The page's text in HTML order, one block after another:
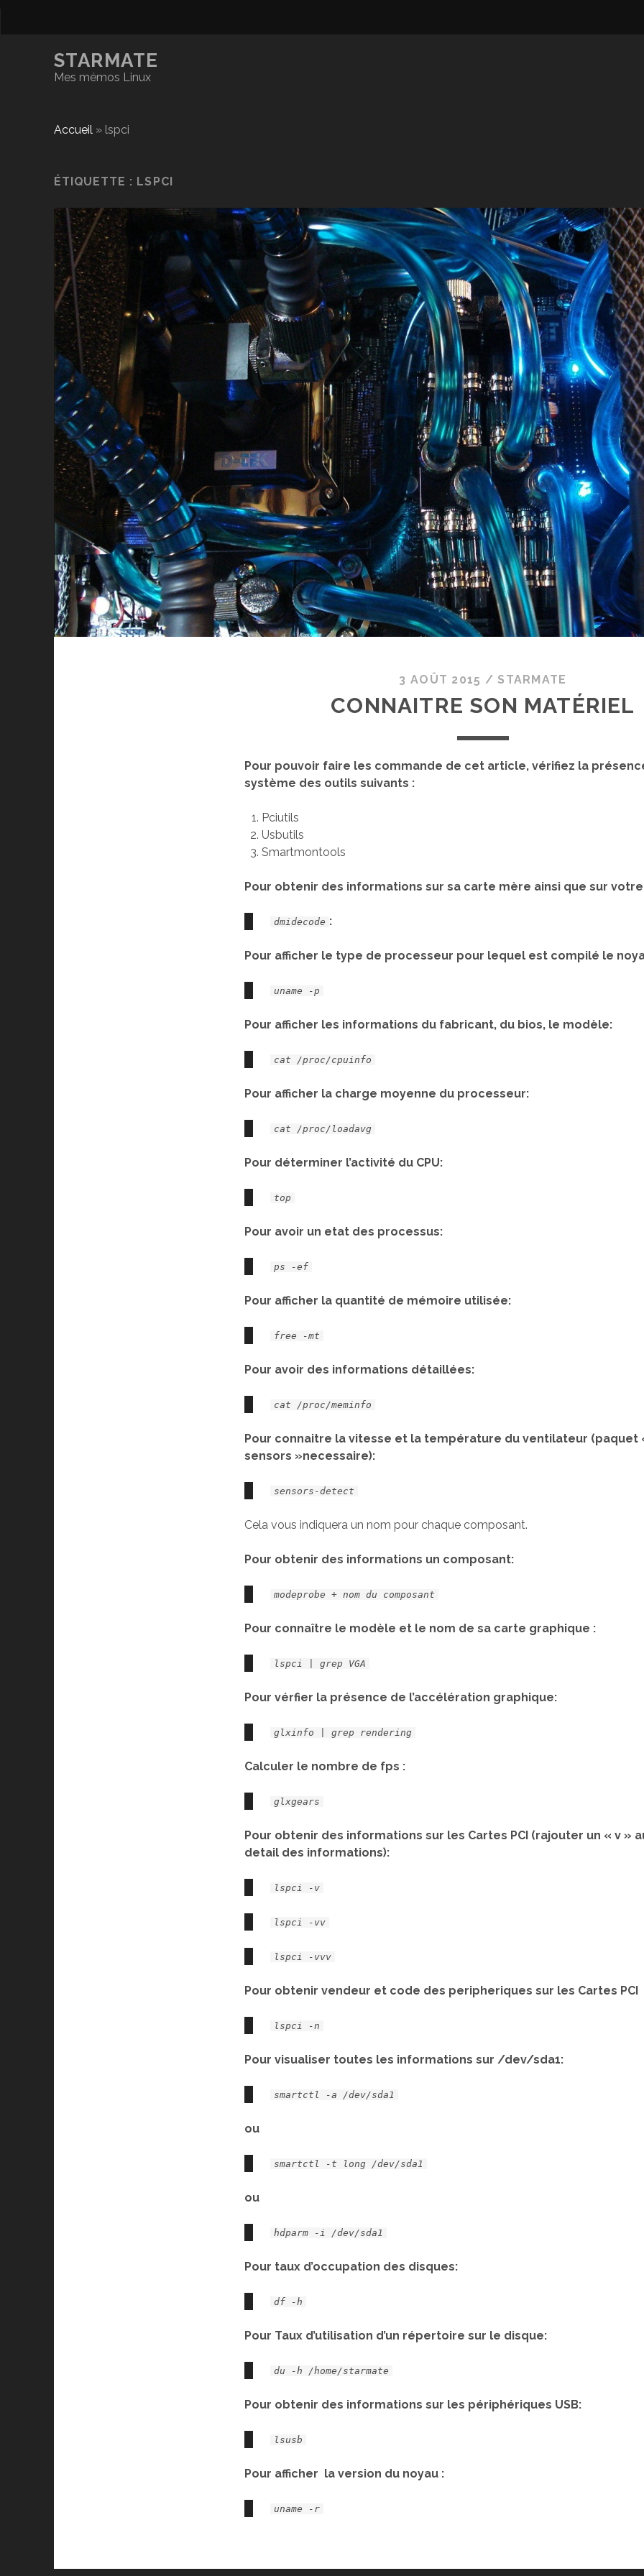
STARMATE
Mes mémos Linux
Accueil» lspci
ÉTIQUETTE : LSPCI
3 AOÛT 2015 / STARMATE
CONNAITRE SON MATÉRIEL
Pour pouvoir faire les commande de cet article, vérifiez la
système des outils suivants :
Pciutils
Usbutils
Smartmontools
Pour obtenir des informations sur sa carte mère ainsi que sur
dmidecode :
Pour afficher le type de processeur pour lequel est compilé le
uname -p
Pour afficher les informations du fabricant, du bios, le modèle:
cat /proc/cpuinfo
Pour afficher la charge moyenne du processeur:
cat /proc/loadavg
Pour déterminer l’activité du CPU:
top
Pour avoir un etat des processus:
ps -ef
Pour afficher la quantité de mémoire utilisée:
free -mt
Pour avoir des informations détaillées:
cat /proc/meminfo
Pour connaitre la vitesse et la température du ventilateur (paquet
sensors »necessaire):
sensors-detect
Cela vous indiquera un nom pour chaque composant.
Pour obtenir des informations un composant:
modeprobe + nom du composant
Pour connaître le modèle et le nom de sa carte graphique :
lspci | grep VGA
Pour vérfier la présence de l’accélération graphique:
glxinfo | grep rendering
Calculer le nombre de fps :
glxgears
Pour obtenir des informations sur les Cartes PCI (rajouter un « v »
detail des informations):
lspci -v
lspci -vv
lspci -vvv
Pour obtenir vendeur et code des peripheriques sur les Cartes PCI
lspci -n
Pour visualiser toutes les informations sur /dev/sda1:
smartctl -a /dev/sda1
ou
smartctl -t long /dev/sda1
ou
hdparm -i /dev/sda1
Pour taux d’occupation des disques:
df -h
Pour Taux d’utilisation d’un répertoire sur le disque:
du -h /home/starmate
Pour obtenir des informations sur les périphériques USB:
lsusb
Pour afficher la version du noyau :
uname -r